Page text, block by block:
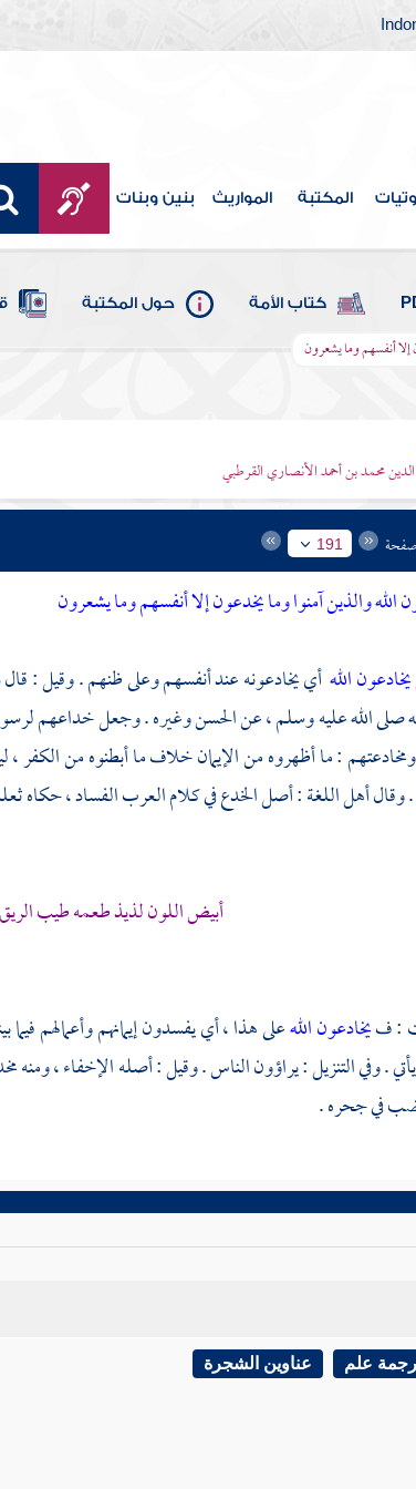
المكتبة المواريث بنين وبنات
كتاب الأمة حول المكتبة
إلا أنفسهم وما يشعرون
محمد بن أحمد الأنصاري القرطبي
صفحة 191
الله والذين آمنوا وما يخدعون إلا أنفسهم وما يشعرون
يخادعون اللهأي يخادعونه عند أنفسهم وعلى ظنهم . وقيل :
صلى الله عليه وسلم ، عنالحسنوغيره . وجعل خداعهم
: ما أظهروه من الإيمان خلاف ما أبطنوه من الكفر
. وقال أهل اللغة : أصل الخدع في كلام العرب الفساد ، حكاه
أبيض اللون لذيذ طعمه طيب
: فيخادعون اللهعلى هذا ، أي يفسدون إيمانهم وأعمالهم فيما
. وفي التنزيل : يراؤون الناس . وقيل : أصله الإخفاء ، ومنه
في جحره .
علم عناوين الشجرة